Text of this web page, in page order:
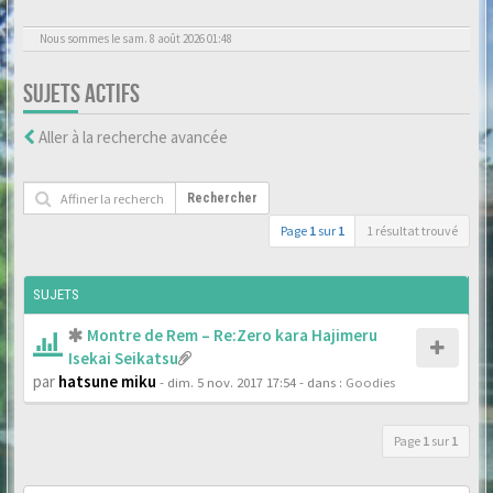
Nous sommes le sam. 8 août 2026 01:48
SUJETS ACTIFS
Aller à la recherche avancée
Rechercher
Page 1 sur 1 1 résultat trouvé
SUJETS
Montre de Rem – Re:Zero kara Hajimeru
Isekai Seikatsu
par hatsune miku - dim. 5 nov. 2017 17:54- dans : Goodies
Page 1 sur 1